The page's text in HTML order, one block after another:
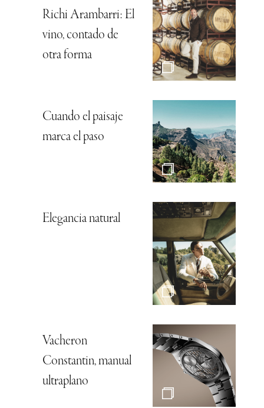
Richi Arambarri: El
vino, contado de
otra forma
Cuando el paisaje
marca el paso
Elegancia natural
Vacheron
Constantin, manual
ultraplano